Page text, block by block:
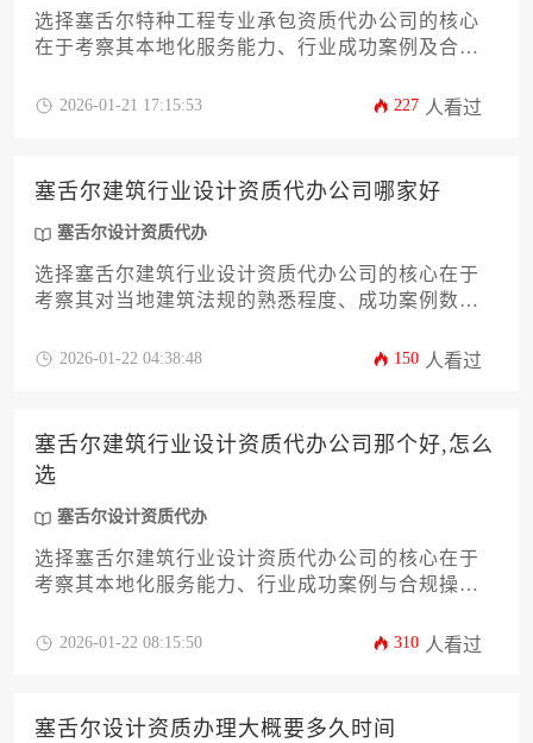
选择塞舌尔特种工程专业承包资质代办公司的核心
在于考察其本地化服务能力、行业成功案例及合规
官方认证资质，并能够针对特种工程需求提供定制
效率与可靠性的长期合作伙伴。
2026-01-21 17:15:53 227 人看过
塞舌尔建筑行业设计资质代办公司哪家好
塞舌尔设计资质代办
选择塞舌尔建筑行业设计资质代办公司的核心在于
考察其对当地建筑法规的熟悉程度、成功案例数量
办专业机构通常具备本地化团队与跨境协作的双重
2026-01-22 04:38:48 150 人看过
塞舌尔建筑行业设计资质代办公司那个好,怎么
选
塞舌尔设计资质代办
选择塞舌尔建筑行业设计资质代办公司的核心在于
考察其本地化服务能力、行业成功案例与合规操作
具备跨文化沟通优势，并能提供从资质申请到后期
身业务需求相匹配的专业合作伙伴。
2026-01-22 08:15:50 310 人看过
塞舌尔设计资质办理大概要多久时间